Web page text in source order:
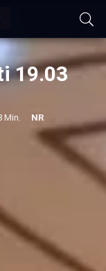
19.03
Min. NR